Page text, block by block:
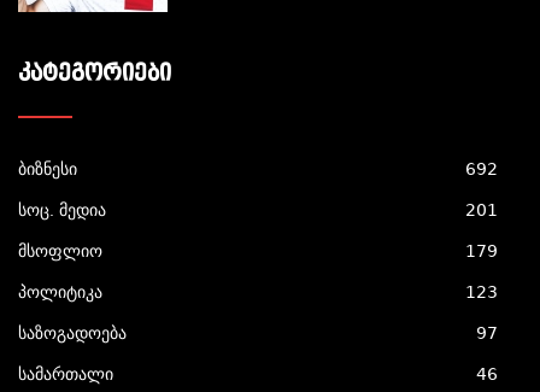
ᲙᲐᲢᲔᲒᲝᲠᲘᲔᲑᲘ
ბიზნესი 692
სოც. მედია 201
მსოფლიო 179
პოლიტიკა 123
საზოგადოება 97
სამართალი 46